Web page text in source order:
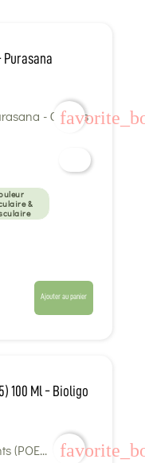
Purasana
&
Ajouter au panier
100 Ml - Bioligo